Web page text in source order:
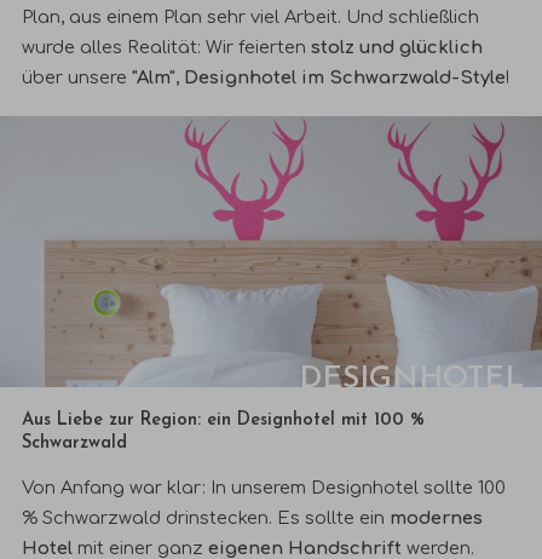
Plan, aus einem Plan sehr viel Arbeit. Und schließlich
wurde alles Realität: Wir feiertenstolz und glücklich
über unsere"Alm", Designhotel im Schwarzwald-Style!
DESIGNHOTEL
Aus Liebe zur Region: ein Designhotel mit 100 %
Schwarzwald
Von Anfang war klar: In unserem Designhotel sollte 100
% Schwarzwald drinstecken. Es sollte ein modernes
Hotel mit einer ganzeigenen Handschrift werden.